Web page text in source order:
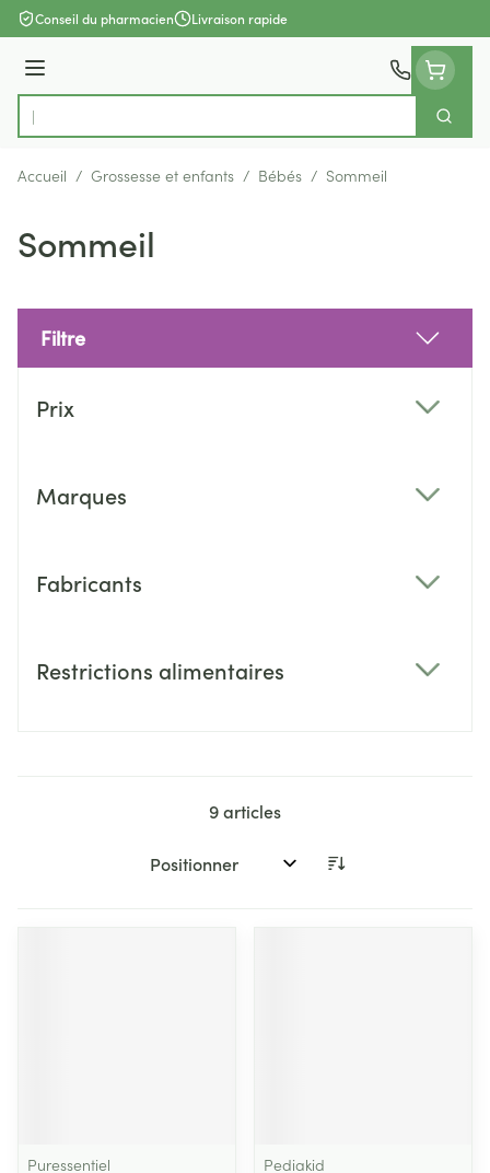
Aller au contenu
Conseil du pharmacien Livraison rapide
Menu
Rechercher
Accueil / Grossesse et enfants / Bébés / Sommeil
Sommeil
Filtre
Prix
Marques
Fabricants
Restrictions alimentaires
9articles
Trier par:
Puressentiel
Pediakid